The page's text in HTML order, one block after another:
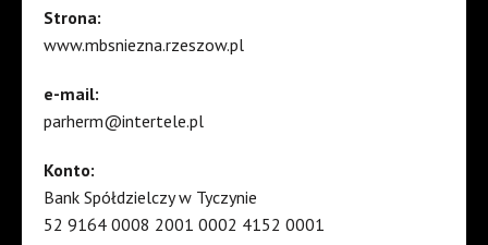
Strona:
www.mbsniezna.rzeszow.pl
e-mail:
parherm@intertele.pl
Konto:
Bank Spółdzielczy w Tyczynie
52 9164 0008 2001 0002 4152 0001